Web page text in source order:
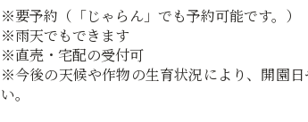
※要予約（「じゃらん」でも予約可能です。）
※雨天でもできます
※直売・宅配の受付可
※今後の天候や作物の生育状況により、開園
い。